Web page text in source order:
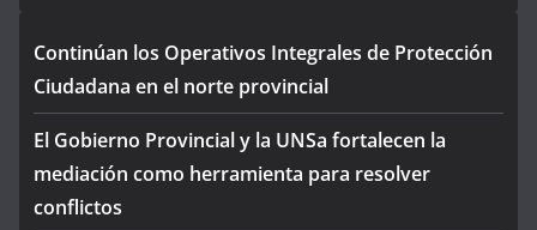
Continúan los Operativos Integrales de Protección
Ciudadana en el norte provincial
El Gobierno Provincial y la UNSa fortalecen la
mediación como herramienta para resolver
conflictos